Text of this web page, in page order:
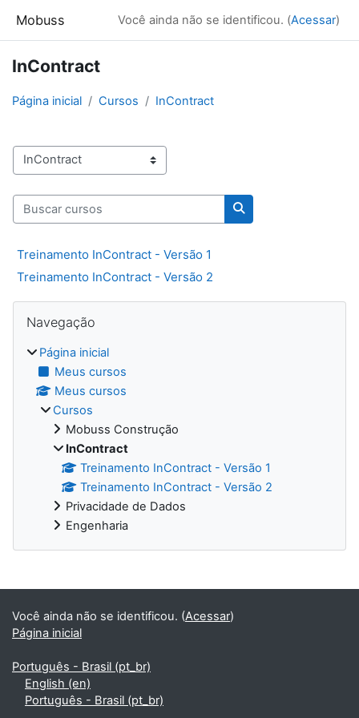
Mobuss Você ainda não se identificou. (Acessar)
InContract
Página inicial Cursos InContract
Categorias de Cursos
Buscar cursos
Buscar cursos
Treinamento InContract - Versão 1
Treinamento InContract - Versão 2
Blocos
Navegação
Página inicial
Meus cursos
Meus cursos
Cursos
Mobuss Construção
InContract
Treinamento InContract - Versão 1
Treinamento InContract - Versão 2
Privacidade de Dados
Engenharia
Blocos suplementares
Você ainda não se identificou. (Acessar)
Página inicial
Português - Brasil ‎(pt_br)‎
English ‎(en)‎
Português - Brasil ‎(pt_br)‎